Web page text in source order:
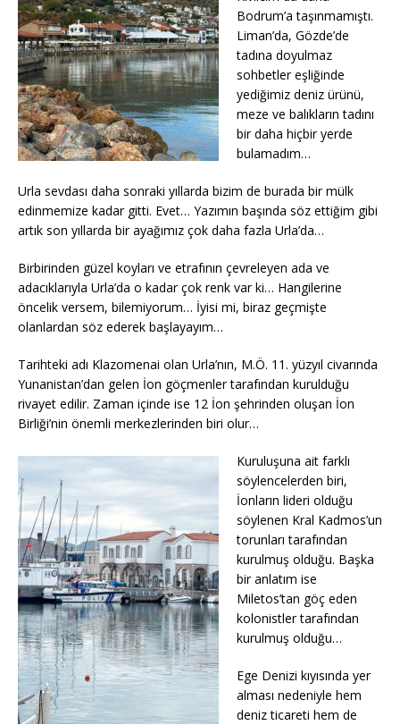
Bodrum’a taşınmamıştı.
Liman’da, Gözde’de
tadına doyulmaz
sohbetler eşliğinde
yediğimiz deniz ürünü,
meze ve balıkların tadını
bir daha hiçbir yerde
bulamadım…
Urla sevdası daha sonraki yıllarda bizim de burada bir mülk
edinmemize kadar gitti. Evet… Yazımın başında söz ettiğim gibi
artık son yıllarda bir ayağımız çok daha fazla Urla’da…
Birbirinden güzel koyları ve etrafının çevreleyen ada ve
adacıklarıyla Urla’da o kadar çok renk var ki… Hangilerine
öncelik versem, bilemiyorum… İyisi mi, biraz geçmişte
olanlardan söz ederek başlayayım…
Tarihteki adı Klazomenai olan Urla’nın, M.Ö. 11. yüzyıl civarında
Yunanistan’dan gelen İon göçmenler tarafından kurulduğu
rivayet edilir. Zaman içinde ise 12 İon şehrinden oluşan İon
Birliği’nin önemli merkezlerinden biri olur…
Kuruluşuna ait farklı
söylencelerden biri,
İonların lideri olduğu
söylenen Kral Kadmos’un
torunları tarafından
kurulmuş olduğu. Başka
bir anlatım ise
Miletos’tan göç eden
kolonistler tarafından
kurulmuş olduğu…
Ege Denizi kıyısında yer
alması nedeniyle hem
deniz ticareti hem de